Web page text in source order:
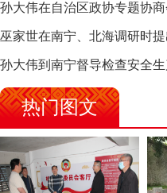
热门图文